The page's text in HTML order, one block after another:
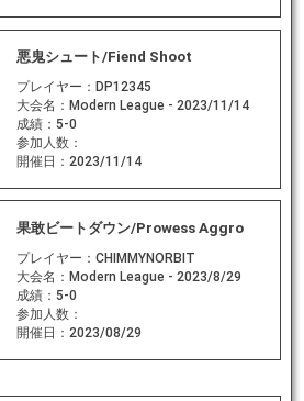
悪鬼シュート/Fiend Shoot
プレイヤー： DP12345
大会名： Modern League - 2023/11/14
成績： 5-0
参加人数：
開催日： 2023/11/14
果敢ビートダウン/Prowess Aggro
プレイヤー： CHIMMYNORBIT
大会名： Modern League - 2023/8/29
成績： 5-0
参加人数：
開催日： 2023/08/29